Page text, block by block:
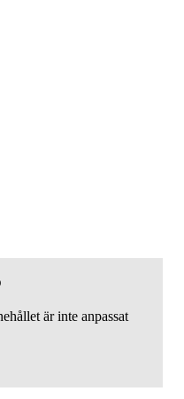
är inte anpassat